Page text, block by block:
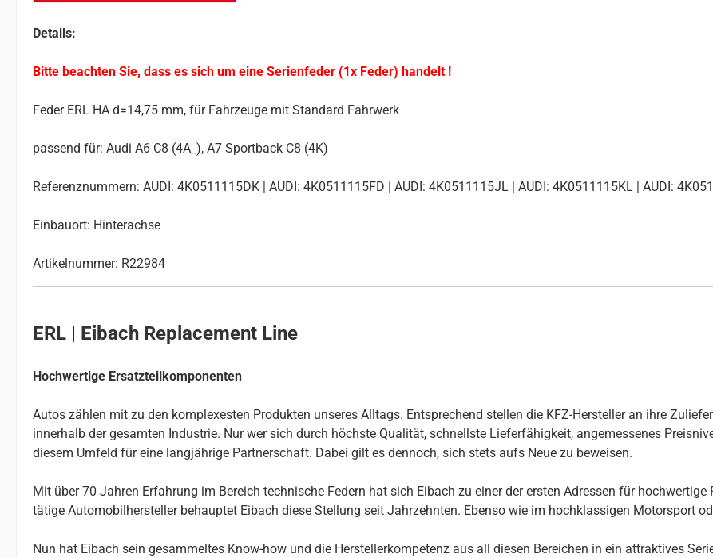
Details:
Bitte beachten Sie, dass es sich um eine Serienfeder (1x Feder) handelt !
Feder ERL HA d=14,75 mm, für Fahrzeuge mit Standard Fahrwerk
passend für: Audi A6 C8 (4A_), A7 Sportback C8 (4K)
Referenznummern: AUDI: 4K0511115DK | AUDI: 4K0511115FD | AUDI: 4K0511115JL | AUDI: 4K0511115KL | AUDI:
Einbauort: Hinterachse
Artikelnummer: R22984
ERL | Eibach Replacement Line
Hochwertige Ersatzteilkomponenten
Autos zählen mit zu den komplexesten Produkten unseres Alltags. Entsprechend stellen die KFZ-Hersteller an ihre
innerhalb der gesamten Industrie. Nur wer sich durch höchste Qualität, schnellste Lieferfähigkeit, angemessenes
diesem Umfeld für eine langjährige Partnerschaft. Dabei gilt es dennoch, sich stets aufs Neue zu beweisen.
Mit über 70 Jahren Erfahrung im Bereich technische Federn hat sich Eibach zu einer der ersten Adressen für
tätige Automobilhersteller behauptet Eibach diese Stellung seit Jahrzehnten. Ebenso wie im hochklassigen Motorsport
Nun hat Eibach sein gesammeltes Know-how und die Herstellerkompetenz aus all diesen Bereichen in ein attraktives